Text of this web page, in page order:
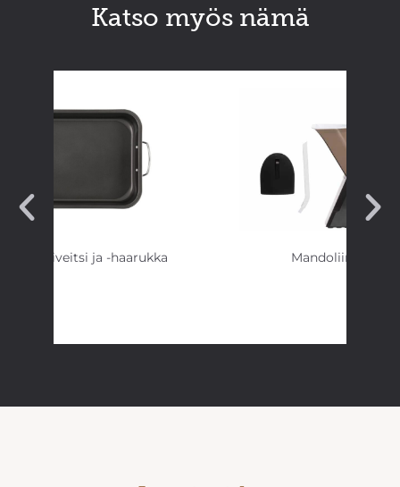
Katso myös nämä
& paistiveitsi ja -haarukka